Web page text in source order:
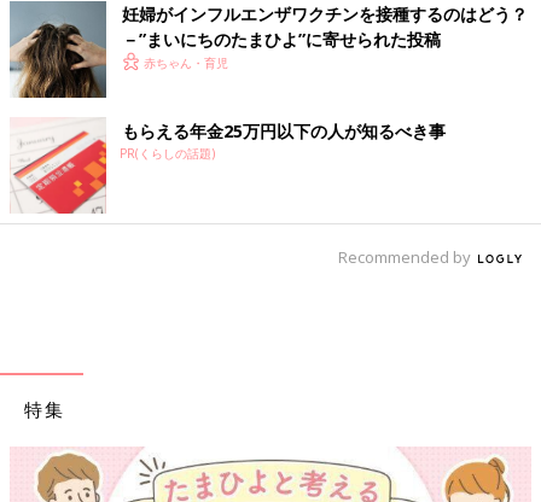
妊婦がインフルエンザワクチンを接種するのはどう？
－”まいにちのたまひよ”に寄せられた投稿
赤ちゃん・育児
もらえる年金25万円以下の人が知るべき事
PR(くらしの話題)
Recommended by
特集
【ワクチ